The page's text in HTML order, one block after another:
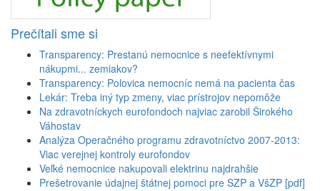
Prečítali sme si
Transparency: Prestanú nemocnice s neefektívnymi
nákupmi... zemiakov?
Transparency: Polovica nemocníc nemá na pacienta čas
Lekár: Treba iný typ zmeny, viac prístrojov nepomôže
Na zdravotníckych eurofondoch najviac zarobil Širokého
Váhostav
Analýza Operačného programu zdravotníctvo 2007-2013:
Viac verejnej kontroly eurofondov
Veľké nemocnice nakupovali elektrinu najdrahšie
Prešetrovanie údajnej štátnej pomoci pre SZP a VšZP [pdf]